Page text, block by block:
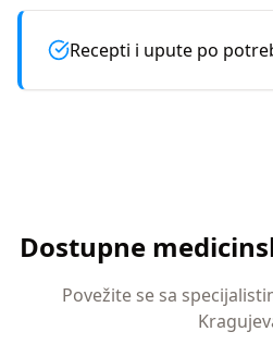
Recepti i upute po
Dostupne
Povežite se sa